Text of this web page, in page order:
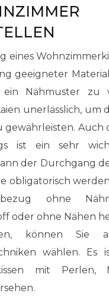
eines
geeigneter
ein Nähmuster zu
unerlässlich, um
gewährleisten. Auch
ist ein sehr
der Durchgang
obligatorisch
ohne
oder ohne Nähen
können Sie
wählen. Es
mit Perlen,